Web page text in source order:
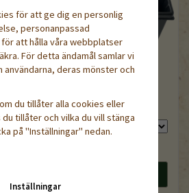
QuickPot QP 35T
för att ge dig en personlig
personanpassad
att hålla våra webbplatser
För detta ändamål samlar vi
användarna, deras mönster och
du tillåter alla cookies eller
tillåter och vilka du vill stänga
på "Inställningar" nedan.
Inställningar